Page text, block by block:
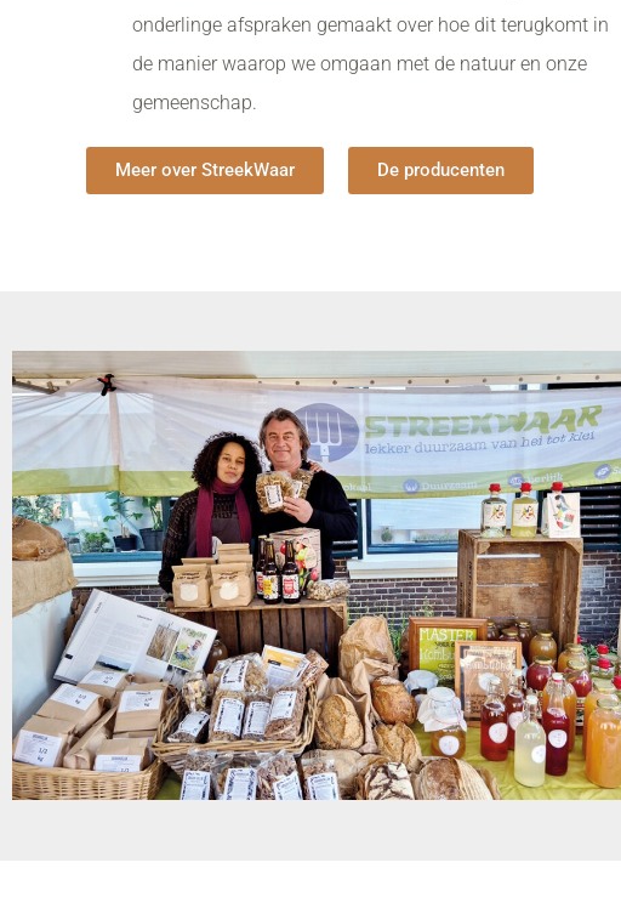
onderlinge afspraken gemaakt over hoe dit terugkomt in
de manier waarop we omgaan met de natuur en onze
gemeenschap.
Meer over StreekWaar De producenten